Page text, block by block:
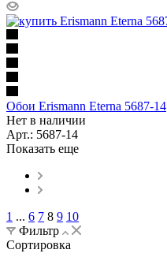
Обои Erismann Eterna 5687-14
Нет в наличии
Арт.: 5687-14
Показать еще
1 ... 6 7 8 9 10
Фильтр
Сортировка